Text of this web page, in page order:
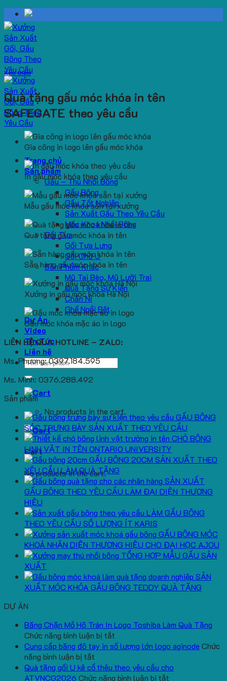
Skip
to
content
Trang chủ
Sản phẩm
Gấu – Thú Nhồi Bông
Gấu Bông
Gấu Tốt Nghiệp
Sản Xuất Gấu Theo Yêu Cầu
Móc Khoá Nhồi Bông
Gối Tựa
Gối Tựa Lưng
Gối Chữ U
Sản Phẩm Khác
Mũ Tai Bèo, Mũ Lưỡi Trai
Quà Tặng Sự Kiện
Chăn Nỉ
Ghế Ngồi Bệt
Dự Án
Video
Tin Tức
Liên hệ
Search
No products in the cart.
Cart
No products in the cart.
Xem thêm
Quà tặng gấu móc khóa in tên
SAFEGATE theo yêu cầu
Gia công in logo lên gấu móc khóa
In gấu móc khóa theo yêu cầu
Mẫu gấu móc khóa sẵn tại xưởng
Quà tặng gấu móc khóa in tên
Sẵn hàng gấu móc khóa in tên
Xưởng in gấu móc khóa Hà Nội
Gấu móc khóa mặc áo in logo
LIÊN HỆ QUA HOTLINE – ZALO:
Ms. Phương: 0397.184.595
Ms. Minh: 0376.288.492
Sản phẩm
GẤU BÔNG
SÓC TRƯNG BÀY SẢN XUẤT THEO YÊU CẦU
CHÓ BÔNG
LINH VẬT IN TÊN ONTARIO UNIVERSITY
GẤU BÔNG 20CM SẢN XUẤT THEO
YÊU CẦU LÀM QUÀ TẶNG
SẢN XUẤT
GẤU BÔNG THEO YÊU CẦU LÀM ĐẠI DIỆN THƯƠNG
HIỆU
LÀM GẤU BÔNG
THEO YÊU CẦU SỐ LƯỢNG ÍT KARIS
GẤU BÔNG MÓC
KHOÁ NHẬN DIỆN THƯƠNG HIỆU CHO ĐẠI HỌC AJOU
TỔNG HỢP MẪU GẤU SẢN
XUẤT
SẢN
XUẤT MÓC KHÓA GẤU BÔNG TEDDY QUÀ TẶNG
DỰ ÁN
Băng Chặn Mồ Hô Trán In Logo Toshiba Làm Quà Tặng
Chức năng bình luận bị tắt
Băng
Mồ
Hô
Cung cấp băng đô tay in số lượng lớn logo aginode Chức
năng bình luận bị tắt
Cung
cấp
Quà tặng gối U kê cổ thêu theo yêu cầu cho
ATVNCG2026 Chức năng bình luận bị tắt